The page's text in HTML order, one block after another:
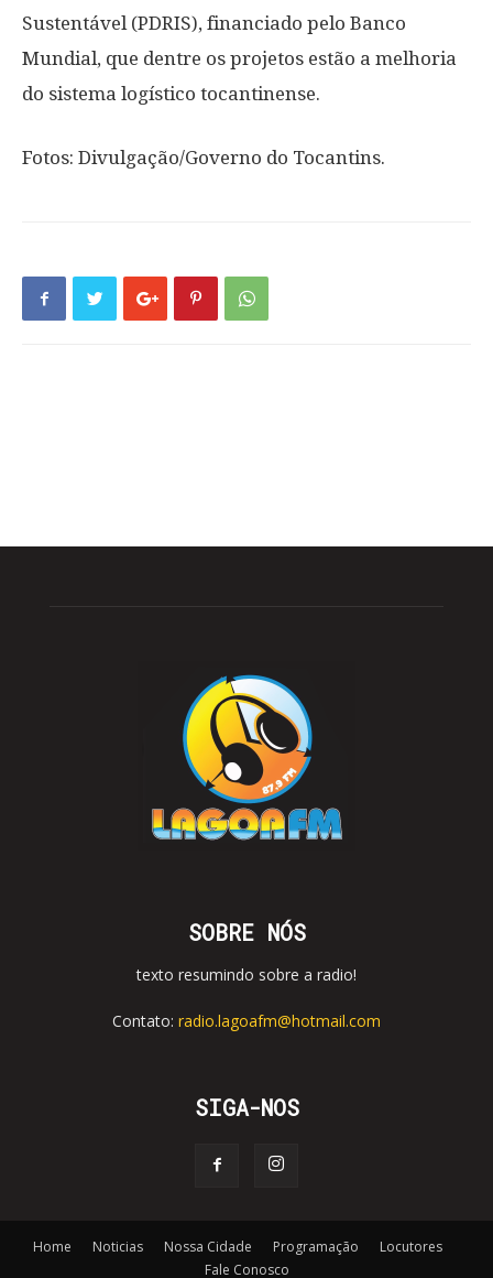
Sustentável (PDRIS), financiado pelo Banco
Mundial, que dentre os projetos estão a melhoria
do sistema logístico tocantinense.
Fotos: Divulgação/Governo do Tocantins.
SOBRE NÓS
texto resumindo sobre a radio!
Contato: radio.lagoafm@hotmail.com
SIGA-NOS
Home Noticias Nossa Cidade Programação
Locutores
Fale Conosco